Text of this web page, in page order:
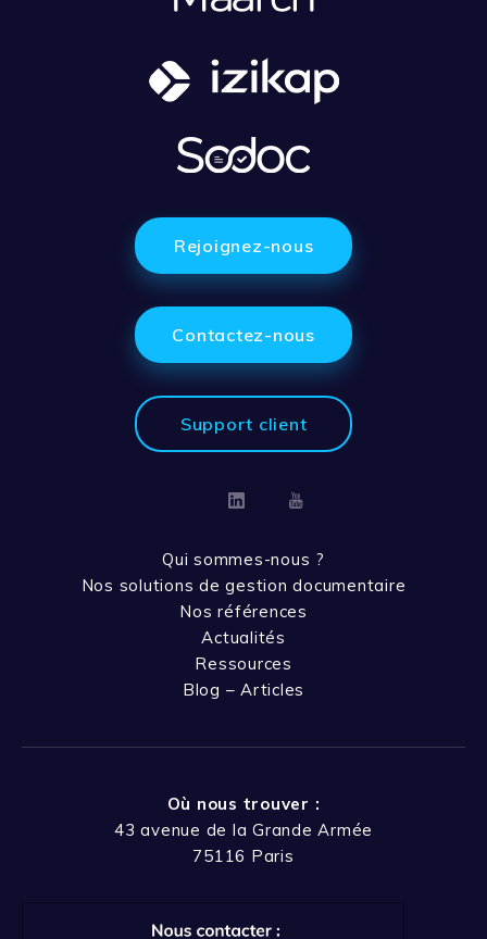
Rejoignez-nous
Contactez-nous
Support client
LinkedinYoutube
Qui sommes-nous ?
Nos solutions de gestion documentaire
Nos références
Actualités
Ressources
Blog – Articles
Où nous trouver :
43 avenue de la Grande Armée
75116 Paris